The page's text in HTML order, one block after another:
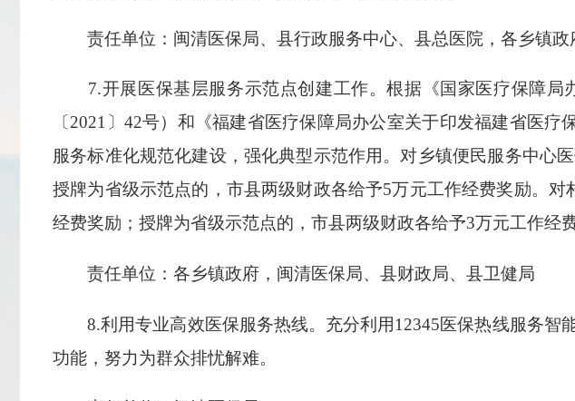
责任单位：闽清医保局、县行政服务中心、县总医院，各乡镇政
7.开展医保基层服务示范点创建工作。根据《国家医疗保障局
〔2021〕42号）和《福建省医疗保障局办公室关于印发福建省医
服务标准化规范化建设，强化典型示范作用。对乡镇便民服务中心
授牌为省级示范点的，市县两级财政各给予5万元工作经费奖励。
经费奖励；授牌为省级示范点的，市县两级财政各给予3万元工作经费
责任单位：各乡镇政府，闽清医保局、县财政局、县卫健局
8.利用专业高效医保服务热线。充分利用12345医保热线服务智
功能，努力为群众排忧解难。